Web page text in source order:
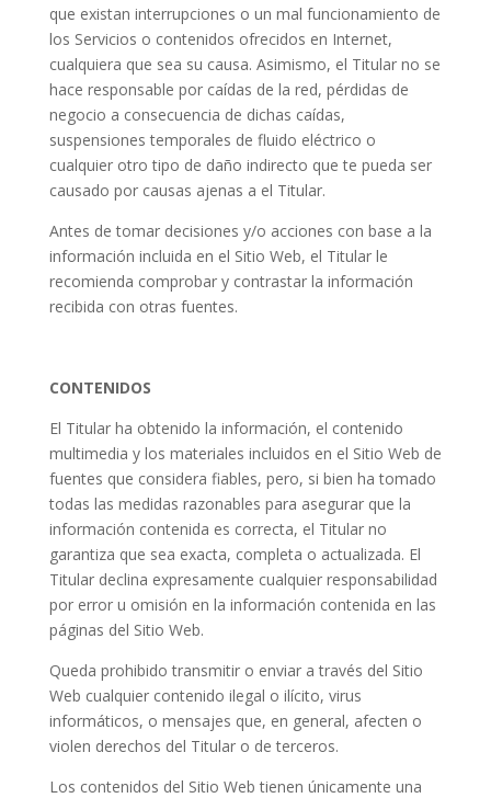
que existan interrupciones o un mal funcionamiento de
los Servicios o contenidos ofrecidos en Internet,
cualquiera que sea su causa. Asimismo, el Titular no se
hace responsable por caídas de la red, pérdidas de
negocio a consecuencia de dichas caídas,
suspensiones temporales de fluido eléctrico o
cualquier otro tipo de daño indirecto que te pueda ser
causado por causas ajenas a el Titular.
Antes de tomar decisiones y/o acciones con base a la
información incluida en el Sitio Web, el Titular le
recomienda comprobar y contrastar la información
recibida con otras fuentes.
CONTENIDOS
El Titular ha obtenido la información, el contenido
multimedia y los materiales incluidos en el Sitio Web de
fuentes que considera fiables, pero, si bien ha tomado
todas las medidas razonables para asegurar que la
información contenida es correcta, el Titular no
garantiza que sea exacta, completa o actualizada. El
Titular declina expresamente cualquier responsabilidad
por error u omisión en la información contenida en las
páginas del Sitio Web.
Queda prohibido transmitir o enviar a través del Sitio
Web cualquier contenido ilegal o ilícito, virus
informáticos, o mensajes que, en general, afecten o
violen derechos del Titular o de terceros.
Los contenidos del Sitio Web tienen únicamente una